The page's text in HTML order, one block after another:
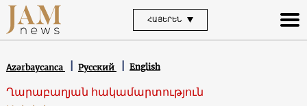
ՀԱՅԵՐԵՆ
Azərbaycanca Русский English
Ղարաբաղյան հակամարտություն